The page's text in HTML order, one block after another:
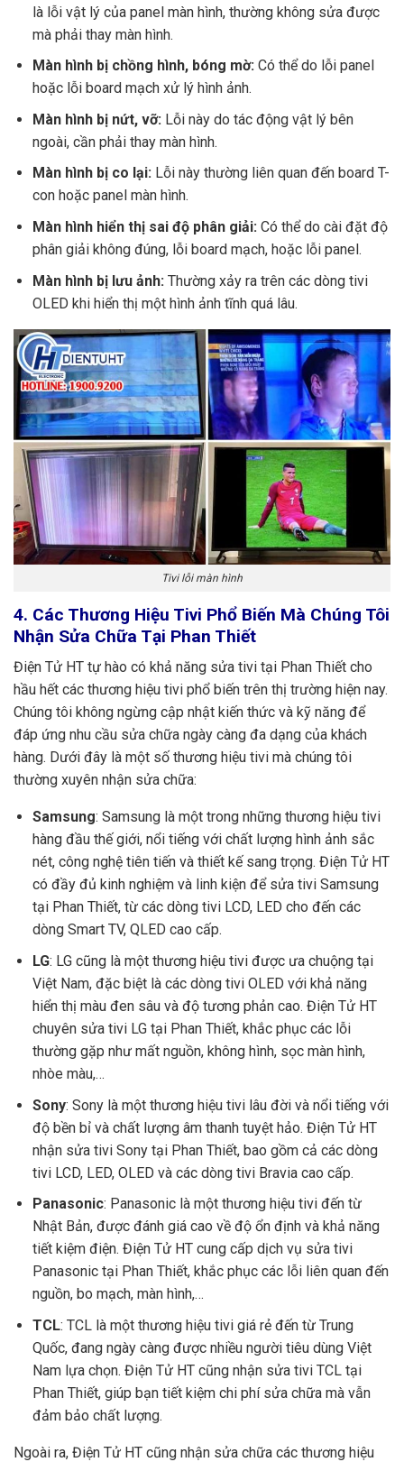
là lỗi vật lý của panel màn hình, thường không sửa được
mà phải thay màn hình.
Màn hình bị chồng hình, bóng mờ:Có thể do lỗi panel
hoặc lỗi board mạch xử lý hình ảnh.
Màn hình bị nứt, vỡ:Lỗi này do tác động vật lý bên
ngoài, cần phải thay màn hình.
Màn hình bị co lại:Lỗi này thường liên quan đến board T-
con hoặc panel màn hình.
Màn hình hiển thị sai độ phân giải:Có thể do cài đặt độ
phân giải không đúng, lỗi board mạch, hoặc lỗi panel.
Màn hình bị lưu ảnh: Thường xảy ra trên các dòng tivi
OLED khi hiển thị một hình ảnh tĩnh quá lâu.
Tivi lỗi màn hình
4. Các Thương Hiệu Tivi Phổ Biến Mà Chúng Tôi
Nhận Sửa Chữa Tại Phan Thiết
Điện Tử HT tự hào có khả năng sửa tivi tại Phan Thiết cho
hầu hết các thương hiệu tivi phổ biến trên thị trường hiện nay.
Chúng tôi không ngừng cập nhật kiến thức và kỹ năng để
đáp ứng nhu cầu sửa chữa ngày càng đa dạng của khách
hàng. Dưới đây là một số thương hiệu tivi mà chúng tôi
thường xuyên nhận sửa chữa:
Samsung: Samsung là một trong những thương hiệu tivi
hàng đầu thế giới, nổi tiếng với chất lượng hình ảnh sắc
nét, công nghệ tiên tiến và thiết kế sang trọng. Điện Tử HT
có đầy đủ kinh nghiệm và linh kiện để sửa tivi Samsung
tại Phan Thiết, từ các dòng tivi LCD, LED cho đến các
dòng Smart TV, QLED cao cấp.
LG: LG cũng là một thương hiệu tivi được ưa chuộng tại
Việt Nam, đặc biệt là các dòng tivi OLED với khả năng
hiển thị màu đen sâu và độ tương phản cao. Điện Tử HT
chuyên sửa tivi LG tại Phan Thiết, khắc phục các lỗi
thường gặp như mất nguồn, không hình, sọc màn hình,
nhòe màu,…
Sony: Sony là một thương hiệu tivi lâu đời và nổi tiếng với
độ bền bỉ và chất lượng âm thanh tuyệt hảo. Điện Tử HT
nhận sửa tivi Sony tại Phan Thiết, bao gồm cả các dòng
tivi LCD, LED, OLED và các dòng tivi Bravia cao cấp.
Panasonic: Panasonic là một thương hiệu tivi đến từ
Nhật Bản, được đánh giá cao về độ ổn định và khả năng
tiết kiệm điện. Điện Tử HT cung cấp dịch vụ sửa tivi
Panasonic tại Phan Thiết, khắc phục các lỗi liên quan đến
nguồn, bo mạch, màn hình,…
TCL: TCL là một thương hiệu tivi giá rẻ đến từ Trung
Quốc, đang ngày càng được nhiều người tiêu dùng Việt
Nam lựa chọn. Điện Tử HT cũng nhận sửa tivi TCL tại
Phan Thiết, giúp bạn tiết kiệm chi phí sửa chữa mà vẫn
đảm bảo chất lượng.
Ngoài ra, Điện Tử HT cũng nhận sửa chữa các thương hiệu